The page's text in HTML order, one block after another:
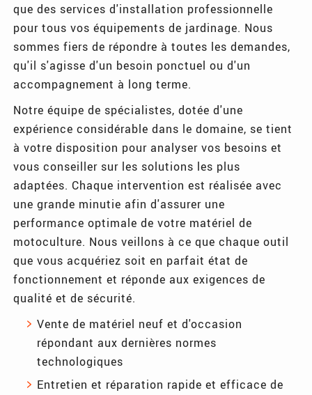
que des services d'installation professionnelle
pour tous vos équipements de jardinage. Nous
sommes fiers de répondre à toutes les demandes,
qu'il s'agisse d'un besoin ponctuel ou d'un
accompagnement à long terme.
Notre équipe de spécialistes, dotée d'une
expérience considérable dans le domaine, se tient
à votre disposition pour analyser vos besoins et
vous conseiller sur les solutions les plus
adaptées. Chaque intervention est réalisée avec
une grande minutie afin d'assurer une
performance optimale de votre matériel de
motoculture. Nous veillons à ce que chaque outil
que vous acquériez soit en parfait état de
fonctionnement et réponde aux exigences de
qualité et de sécurité.
Vente de matériel neuf et d'occasion
répondant aux dernières normes
technologiques
Entretien et réparation rapide et efficace de